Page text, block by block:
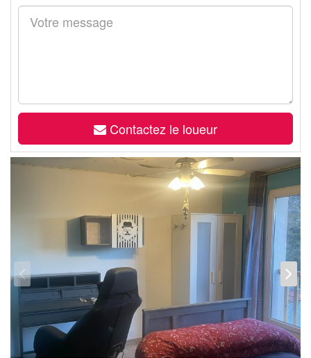
Contactez le loueur